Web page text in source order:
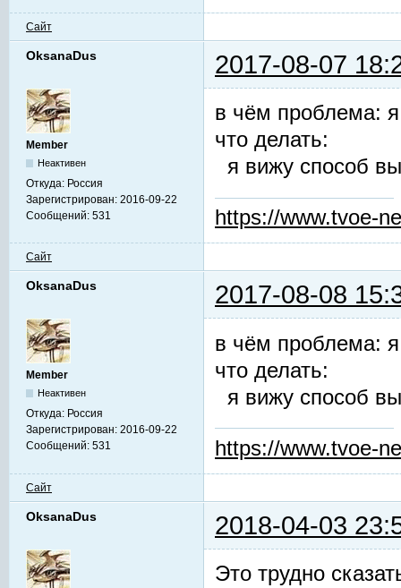
Сайт
OksanaDus 2017-08-07
Member
Неактивен
Откуда: Россия
Зарегистрирован: 2016-09-22
Сообщений: 531
в чём проблема:
что делать:
я вижу способ
https://www.tvoe-
Сайт
OksanaDus 2017-08-08
Member
Неактивен
Откуда: Россия
Зарегистрирован: 2016-09-22
Сообщений: 531
в чём проблема:
что делать:
я вижу способ
https://www.tvoe-
Сайт
OksanaDus 2018-04-03
Это трудно